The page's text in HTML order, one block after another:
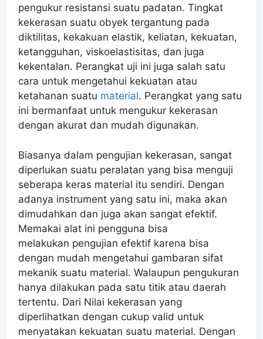
pengukur resistansi suatu padatan. Tingkat
kekerasan suatu obyek tergantung pada
diktilitas, kekakuan elastik, keliatan, kekuatan,
ketangguhan, viskoelastisitas, dan juga
kekentalan. Perangkat uji ini juga salah satu
cara untuk mengetahui kekuatan atau
ketahanan suatu material. Perangkat yang satu
ini bermanfaat untuk mengukur kekerasan
dengan akurat dan mudah digunakan.
Biasanya dalam pengujian kekerasan, sangat
diperlukan suatu peralatan yang bisa menguji
seberapa keras material itu sendiri. Dengan
adanya instrument yang satu ini, maka akan
dimudahkan dan juga akan sangat efektif.
Memakai alat ini pengguna bisa
melakukan pengujian efektif karena bisa
dengan mudah mengetahui gambaran sifat
mekanik suatu material. Walaupun pengukuran
hanya dilakukan pada satu titik atau daerah
tertentu. Dari Nilai kekerasan yang
diperlihatkan dengan cukup valid untuk
menyatakan kekuatan suatu material. Dengan